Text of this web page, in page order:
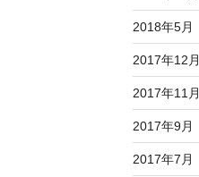
2018年5月
2017年12月
2017年11月
2017年9月
2017年7月